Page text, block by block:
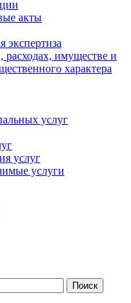
акты
экспертиза
расходах, имуществе и
характера
услуг
услуг
услуги